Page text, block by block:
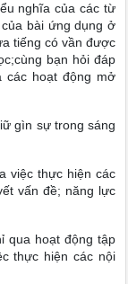
nghĩa của các từ
bài ứng dụng ở
tiếng có vần được
bạn hỏi đáp
các hoạt động mở
gìn sự trong sáng
việc thực hiện các
vấn đề; năng lực
qua hoạt động tập
thực hiện các nội